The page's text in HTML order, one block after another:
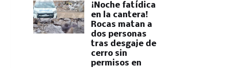
​¡Noche fatídica
en la cantera!
Rocas matan a
dos personas
tras desgaje de
cerro sin
permisos en